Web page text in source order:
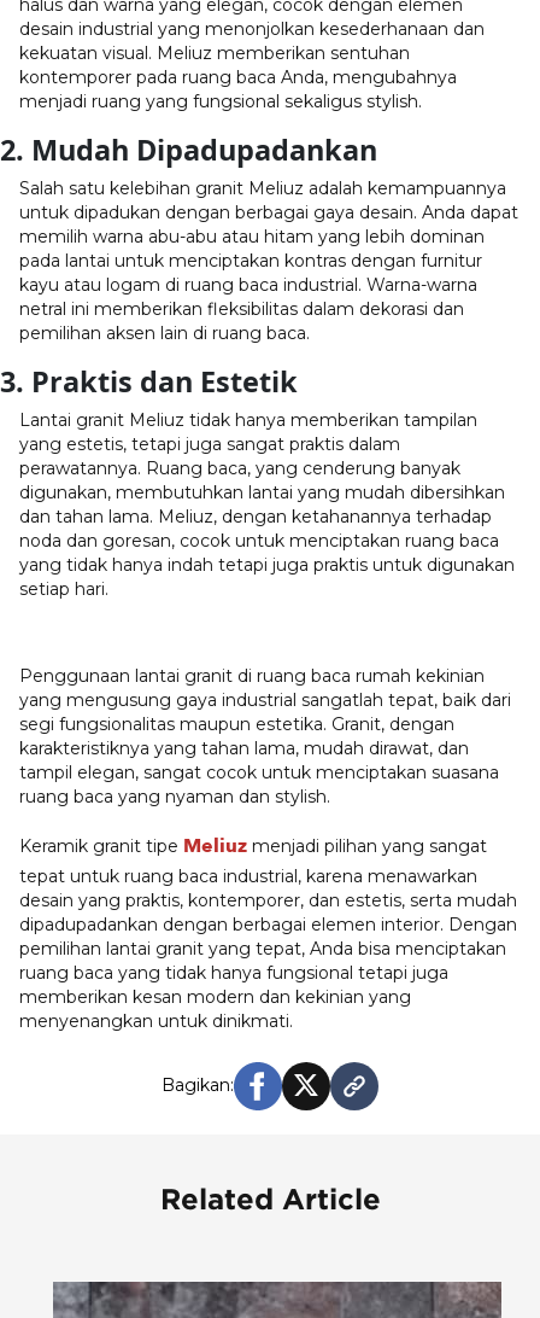
halus dan warna yang elegan, cocok dengan elemen
desain industrial yang menonjolkan kesederhanaan dan
kekuatan visual. Meliuz memberikan sentuhan
kontemporer pada ruang baca Anda, mengubahnya
menjadi ruang yang fungsional sekaligus stylish.
2. Mudah Dipadupadankan
Salah satu kelebihan granit Meliuz adalah kemampuannya
untuk dipadukan dengan berbagai gaya desain. Anda dapat
memilih warna abu-abu atau hitam yang lebih dominan
pada lantai untuk menciptakan kontras dengan furnitur
kayu atau logam di ruang baca industrial. Warna-warna
netral ini memberikan fleksibilitas dalam dekorasi dan
pemilihan aksen lain di ruang baca.
3. Praktis dan Estetik
Lantai granit Meliuz tidak hanya memberikan tampilan
yang estetis, tetapi juga sangat praktis dalam
perawatannya. Ruang baca, yang cenderung banyak
digunakan, membutuhkan lantai yang mudah dibersihkan
dan tahan lama. Meliuz, dengan ketahanannya terhadap
noda dan goresan, cocok untuk menciptakan ruang baca
yang tidak hanya indah tetapi juga praktis untuk digunakan
setiap hari.
Penggunaan lantai granit di ruang baca rumah kekinian
yang mengusung gaya industrial sangatlah tepat, baik dari
segi fungsionalitas maupun estetika. Granit, dengan
karakteristiknya yang tahan lama, mudah dirawat, dan
tampil elegan, sangat cocok untuk menciptakan suasana
ruang baca yang nyaman dan stylish.
Keramik granit tipe Meliuz menjadi pilihan yang sangat
tepat untuk ruang baca industrial, karena menawarkan
desain yang praktis, kontemporer, dan estetis, serta mudah
dipadupadankan dengan berbagai elemen interior. Dengan
pemilihan lantai granit yang tepat, Anda bisa menciptakan
ruang baca yang tidak hanya fungsional tetapi juga
memberikan kesan modern dan kekinian yang
menyenangkan untuk dinikmati.
Bagikan:
Related Article